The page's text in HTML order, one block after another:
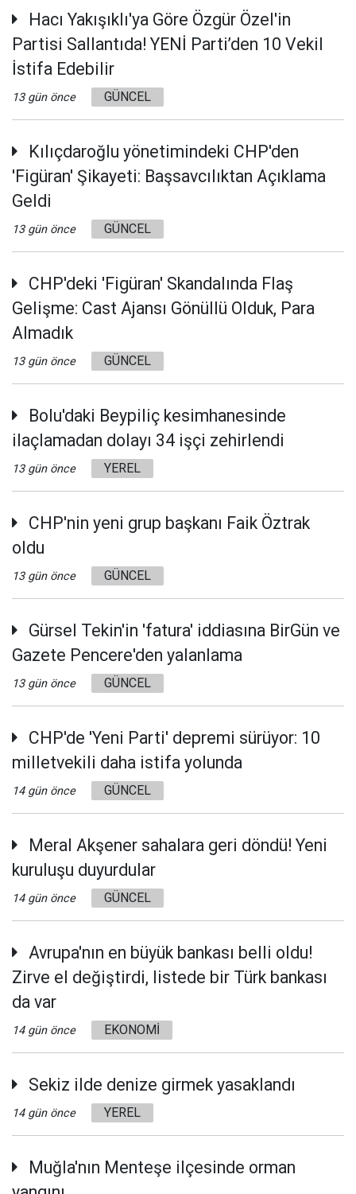
Hacı Yakışıklı'ya Göre Özgür Özel'in
Partisi Sallantıda! YENİ Parti’den 10 Vekil
İstifa Edebilir
13 gün önce GÜNCEL
Kılıçdaroğlu yönetimindeki CHP'den
'Figüran' Şikayeti: Başsavcılıktan Açıklama
Geldi
13 gün önce GÜNCEL
CHP'deki 'Figüran' Skandalında Flaş
Gelişme: Cast Ajansı Gönüllü Olduk, Para
Almadık
13 gün önce GÜNCEL
Bolu'daki Beypiliç kesimhanesinde
ilaçlamadan dolayı 34 işçi zehirlendi
13 gün önce YEREL
CHP'nin yeni grup başkanı Faik Öztrak
oldu
13 gün önce GÜNCEL
Gürsel Tekin'in 'fatura' iddiasına BirGün ve
Gazete Pencere'den yalanlama
13 gün önce GÜNCEL
CHP'de 'Yeni Parti' depremi sürüyor: 10
milletvekili daha istifa yolunda
14 gün önce GÜNCEL
Meral Akşener sahalara geri döndü! Yeni
kuruluşu duyurdular
14 gün önce GÜNCEL
Avrupa'nın en büyük bankası belli oldu!
Zirve el değiştirdi, listede bir Türk bankası
da var
14 gün önce EKONOMİ
Sekiz ilde denize girmek yasaklandı
14 gün önce YEREL
Muğla'nın Menteşe ilçesinde orman